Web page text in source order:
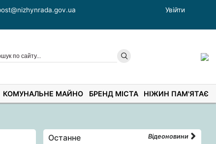
Увійти
КОМУНАЛЬНЕ МАЙНО БРЕНД МІСТА НІЖИН ПАМ'ЯТАЄ
Останне Відеоновини